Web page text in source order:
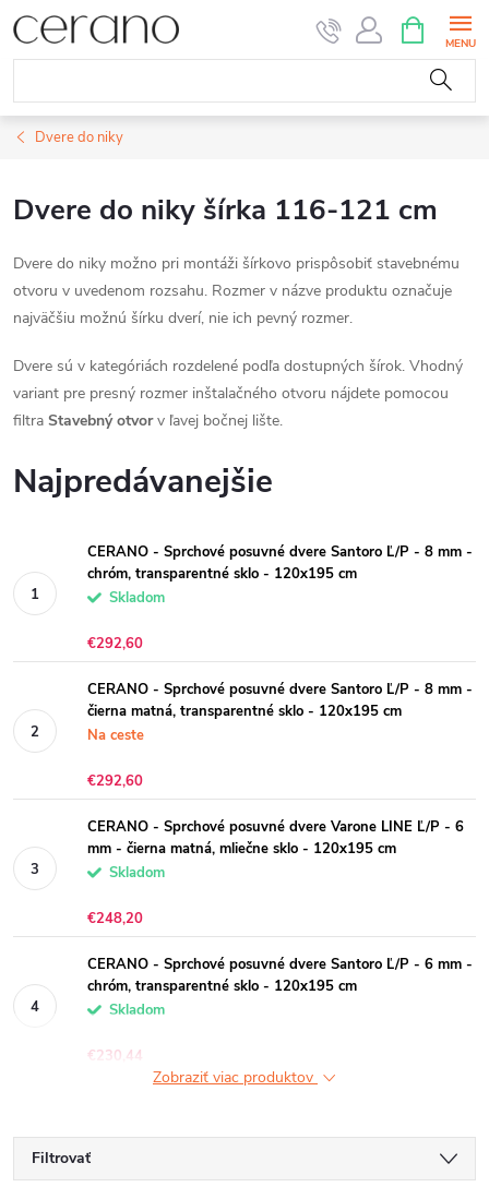
Prejsť
na
obsah
KOŠÍK
Dvere do niky
Dvere do niky šírka 116-121 cm
Dvere do niky možno pri montáži šírkovo prispôsobiť stavebnému
otvoru v uvedenom rozsahu. Rozmer v názve produktu označuje
najväčšiu možnú šírku dverí, nie ich pevný rozmer.
Dvere sú v kategóriách rozdelené podľa dostupných šírok. Vhodný
variant pre presný rozmer inštalačného otvoru nájdete pomocou
filtra Stavebný otvorv ľavej bočnej lište.
Najpredávanejšie
CERANO - Sprchové posuvné dvere Santoro Ľ/P - 8 mm -
chróm, transparentné sklo - 120x195 cm
Skladom
€292,60
CERANO - Sprchové posuvné dvere Santoro Ľ/P - 8 mm -
čierna matná, transparentné sklo - 120x195 cm
Na ceste
€292,60
CERANO - Sprchové posuvné dvere Varone LINE Ľ/P - 6
mm - čierna matná, mliečne sklo - 120x195 cm
Skladom
€248,20
CERANO - Sprchové posuvné dvere Santoro Ľ/P - 6 mm -
chróm, transparentné sklo - 120x195 cm
Skladom
€230,44
Zobraziť viac produktov
Filtrovať